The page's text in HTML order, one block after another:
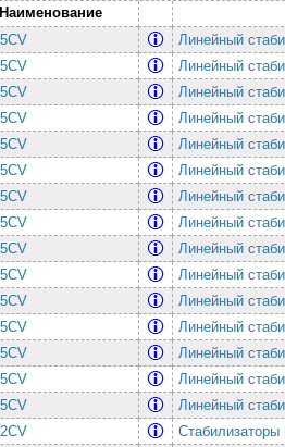
Наименование
Линейный
Линейный
Линейный
Линейный
Линейный
Линейный
Линейный
Линейный
Линейный
Линейный
Линейный
Линейный
Линейный
Линейный
Линейный